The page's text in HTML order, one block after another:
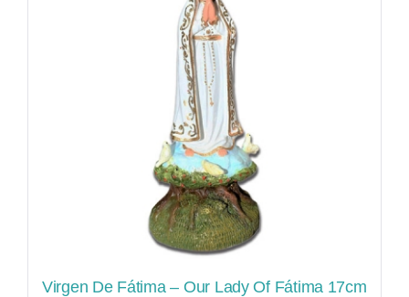
Virgen De Fátima – Our Lady Of Fátima 17cm